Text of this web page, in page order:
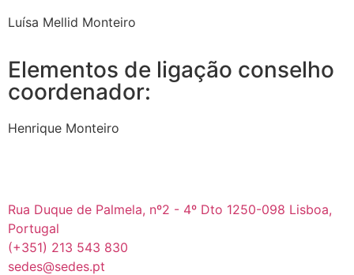
Luísa Mellid Monteiro
Elementos de ligação conselho
coordenador:
Henrique Monteiro
Rua Duque de Palmela, nº2 - 4º Dto 1250-098 Lisboa,
Portugal
(+351) 213 543 830
sedes@sedes.pt